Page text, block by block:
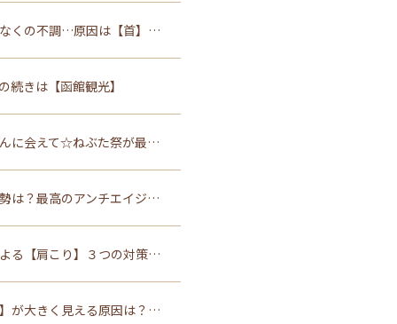
くの不調…原因は【首】…
続きは【函館観光】
に会えて☆ねぶた祭が最…
は？最高のアンチエイジ…
る【肩こり】３つの対策…
】が大きく見える原因は？…